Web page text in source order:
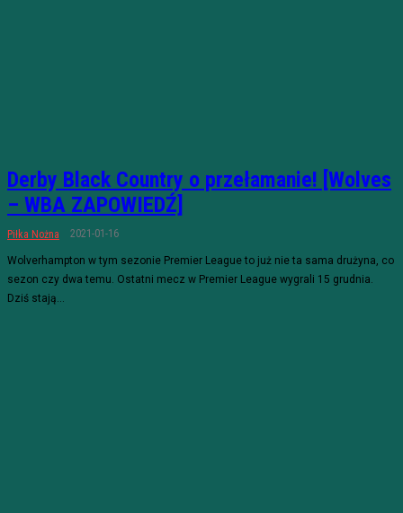
Derby Black Country o przełamanie! [Wolves
– WBA ZAPOWIEDŹ]
Piłka Nożna 2021-01-16
Wolverhampton w tym sezonie Premier League to już nie ta sama drużyna, co
sezon czy dwa temu. Ostatni mecz w Premier League wygrali 15 grudnia.
Dziś stają...